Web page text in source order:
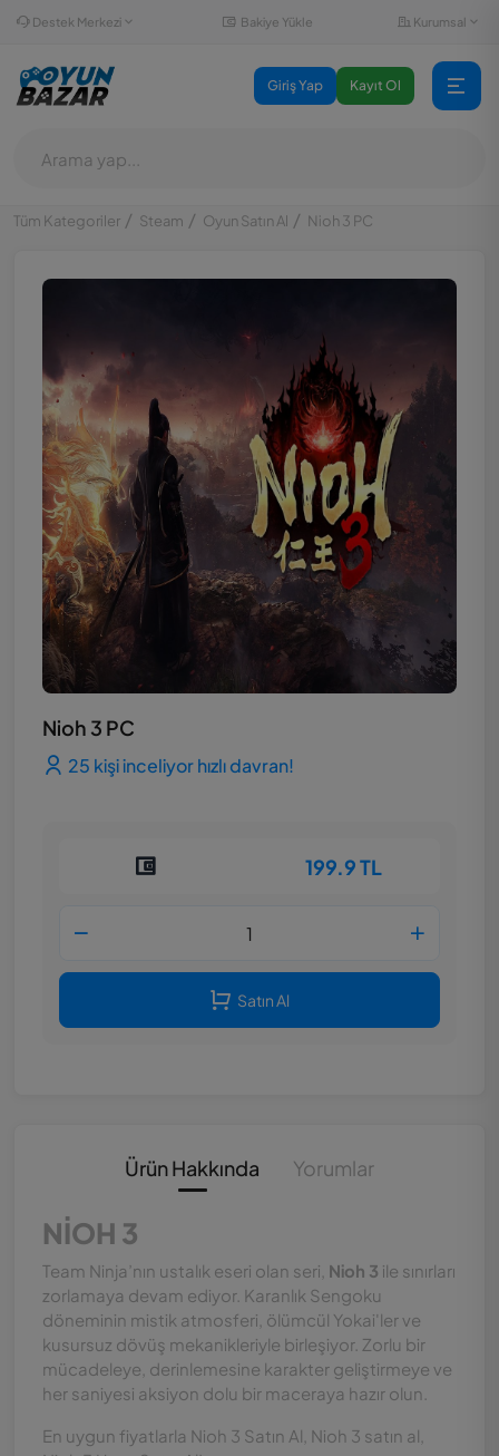
Destek Merkezi Bakiye Yükle Kurumsal
Giriş Yap Kayıt Ol
Tüm Kategoriler Steam Oyun Satın Al Nioh 3 PC
Nioh 3 PC
25 kişi inceliyor hızlı davran!
199.9 TL
Satın Al
Ürün Hakkında Yorumlar
NİOH 3
Team Ninja’nın ustalık eseri olan seri, Nioh 3 ile sınırları
zorlamaya devam ediyor. Karanlık Sengoku
döneminin mistik atmosferi, ölümcül Yokai'ler ve
kusursuz dövüş mekanikleriyle birleşiyor. Zorlu bir
mücadeleye, derinlemesine karakter geliştirmeye ve
her saniyesi aksiyon dolu bir maceraya hazır olun.
En uygun fiyatlarla Nioh 3 Satın Al, Nioh 3 satın al,